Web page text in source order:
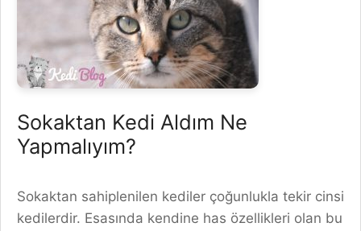
Sokaktan Kedi Aldım Ne
Yapmalıyım?
Sokaktan sahiplenilen kediler çoğunlukla tekir cinsi
kedilerdir. Esasında kendine has özellikleri olan bu